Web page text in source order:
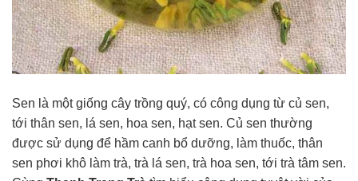
Sen là một giống cây trồng quý, có công dụng từ củ sen,
tới thân sen, lá sen, hoa sen, hạt sen. Củ sen thường
được sử dụng để hầm canh bổ dưỡng, làm thuốc, thân
sen phơi khô làm trà, trà lá sen, trà hoa sen, tới trà tâm sen.